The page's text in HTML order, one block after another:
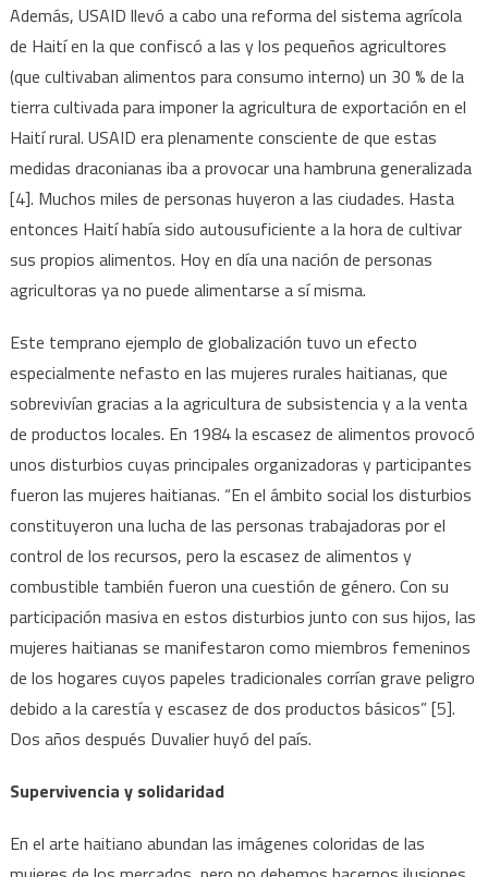
Además, USAID llevó a cabo una reforma del sistema agrícola
de Haití en la que confiscó a las y los pequeños agricultores
(que cultivaban alimentos para consumo interno) un 30 % de la
tierra cultivada para imponer la agricultura de exportación en el
Haití rural. USAID era plenamente consciente de que estas
medidas draconianas iba a provocar una hambruna generalizada
[4]. Muchos miles de personas huyeron a las ciudades. Hasta
entonces Haití había sido autousuficiente a la hora de cultivar
sus propios alimentos. Hoy en día una nación de personas
agricultoras ya no puede alimentarse a sí misma.
Este temprano ejemplo de globalización tuvo un efecto
especialmente nefasto en las mujeres rurales haitianas, que
sobrevivían gracias a la agricultura de subsistencia y a la venta
de productos locales. En 1984 la escasez de alimentos provocó
unos disturbios cuyas principales organizadoras y participantes
fueron las mujeres haitianas. “En el ámbito social los disturbios
constituyeron una lucha de las personas trabajadoras por el
control de los recursos, pero la escasez de alimentos y
combustible también fueron una cuestión de género. Con su
participación masiva en estos disturbios junto con sus hijos, las
mujeres haitianas se manifestaron como miembros femeninos
de los hogares cuyos papeles tradicionales corrían grave peligro
debido a la carestía y escasez de dos productos básicos” [5].
Dos años después Duvalier huyó del país.
Supervivencia y solidaridad
En el arte haitiano abundan las imágenes coloridas de las